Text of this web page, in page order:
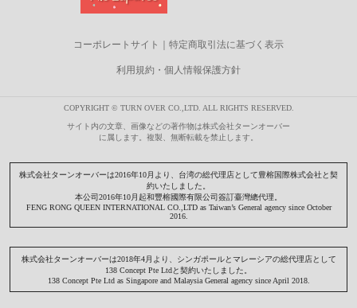
コーポレートサイト ｜ 特定商取引法に基づく表示
利用規約・個人情報保護方針
COPYRIGHT © TURN OVER CO.,LTD. ALL RIGHTS RESERVED.
サイト内の文章、画像などの著作物は株式会社ターンオーバー
に属します。複製、無断転載を禁止します。
株式会社ターンオーバーは2016年10月より、台湾の総代理店として豊榕国際株式会社と契
約いたしました。
本公司2016年10月起和豐榕國際有限公司簽訂臺灣總代理。
FENG RONG QUEEN INTERNATIONAL CO.,LTD as Taiwan’s General agency since October
2016.
株式会社ターンオーバーは2018年4月より、シンガポールとマレーシアの総代理店として
138 Concept Pte Ltdと契約いたしました。
138 Concept Pte Ltd as Singapore and Malaysia General agency since April 2018.